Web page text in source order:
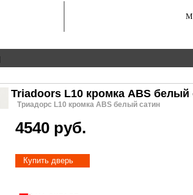
Triadoors L10 кромка ABS белый
Триадорс L10 кромка ABS белый сатин
4540 руб.
Купить дверь